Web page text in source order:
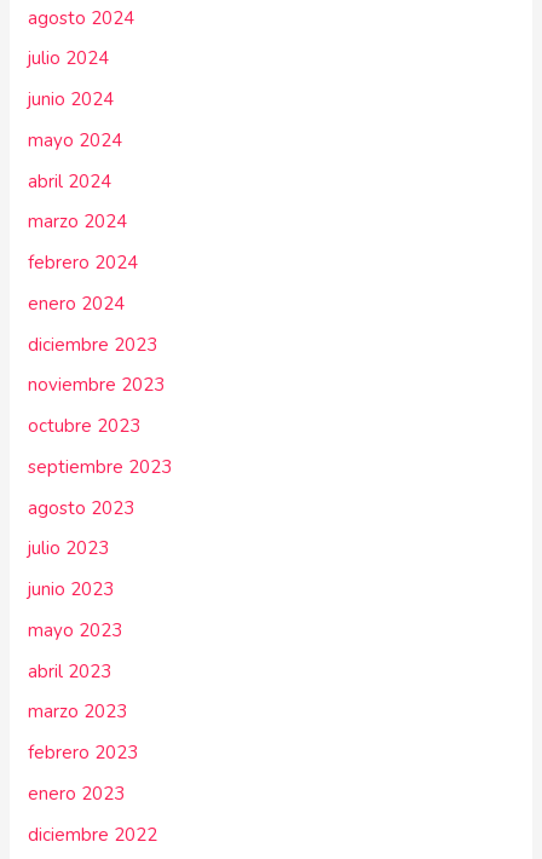
agosto 2024
julio 2024
junio 2024
mayo 2024
abril 2024
marzo 2024
febrero 2024
enero 2024
diciembre 2023
noviembre 2023
octubre 2023
septiembre 2023
agosto 2023
julio 2023
junio 2023
mayo 2023
abril 2023
marzo 2023
febrero 2023
enero 2023
diciembre 2022